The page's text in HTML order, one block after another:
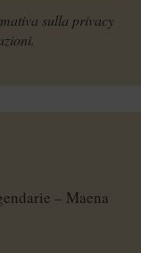
sulla privacy
– Maena